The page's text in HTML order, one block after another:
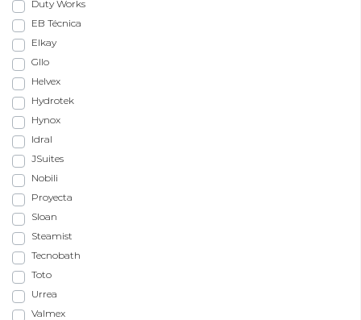
Duty Works
EB Técnica
Elkay
Gllo
Helvex
Hydrotek
Hynox
Idral
JSuites
Nobili
Proyecta
Sloan
Steamist
Tecnobath
Toto
Urrea
Valmex